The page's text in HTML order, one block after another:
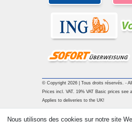
© Copyright 2026 | Tous droits réservés. -
Prices incl. VAT. 19% VAT Basic prices see
Applies to deliveries to the UK!
Nous utilisons des cookies sur notre site